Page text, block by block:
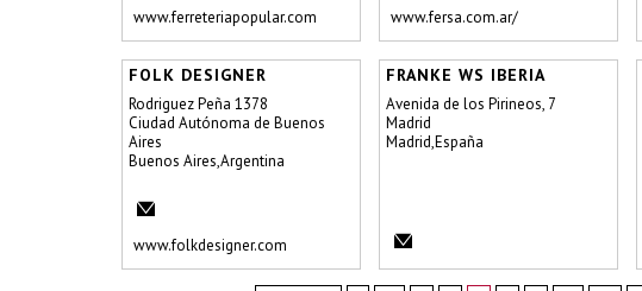
www.ferreteriapopular.com www.fersa.com.ar/
FOLK DESIGNER
Rodriguez Peña 1378
Ciudad Autónoma de Buenos
Aires
Buenos Aires,Argentina
www.folkdesigner.com
FRANKE WS IBERIA
Avenida de los Pirineos, 7
Madrid
Madrid,España